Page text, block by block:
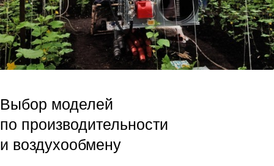
Выбор моделей
по производительности
и воздухообмену